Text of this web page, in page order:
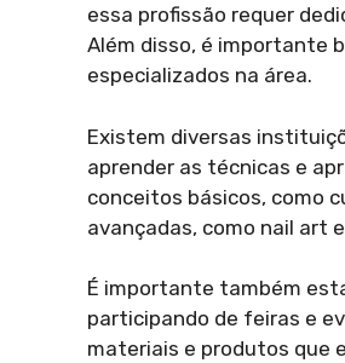
essa profissão requer
Além disso, é importante
especializados na área.
Existem diversas
aprender as técnicas e
conceitos básicos, como
avançadas, como nail art
É importante também
participando de feiras e
materiais e produtos que